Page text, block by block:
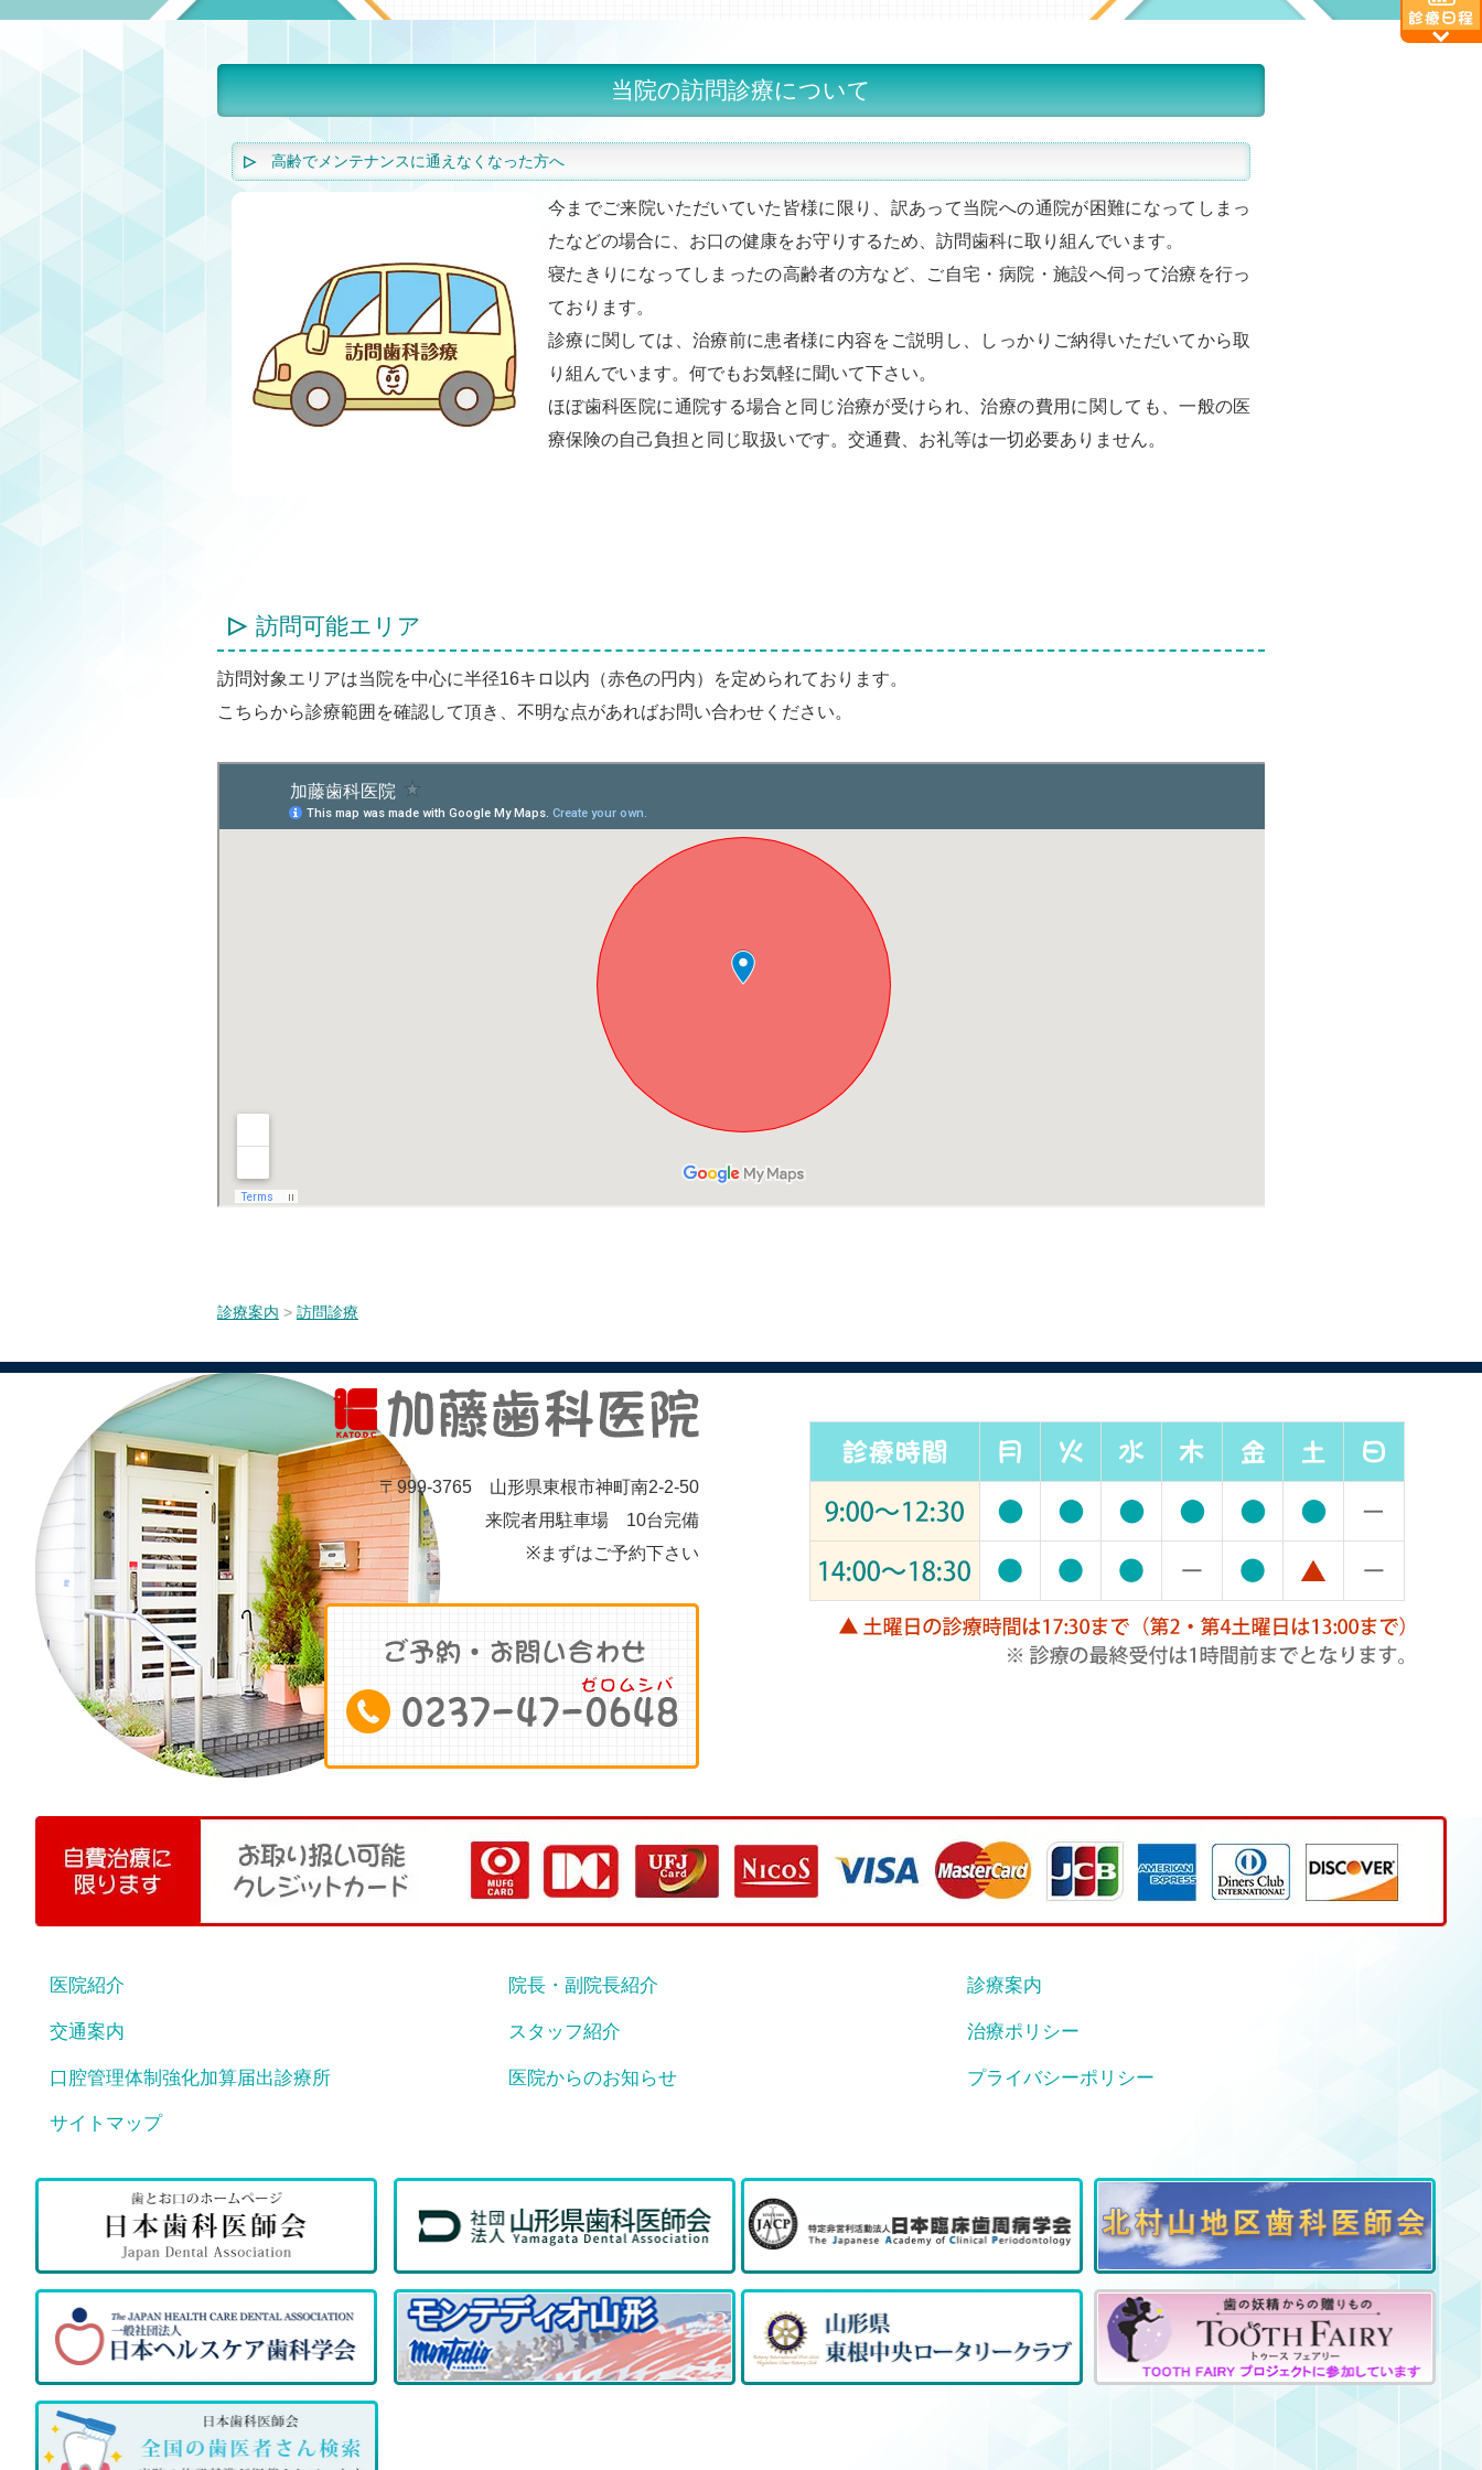
当院の訪問診療について
高齢でメンテナンスに通えなくなった方へ
今までご来院いただいていた皆様に限り、訳あって当院への通院が困難になってしまっ
たなどの場合に、お口の健康をお守りするため、訪問歯科に取り組んでいます。
寝たきりになってしまったの高齢者の方など、ご自宅・病院・施設へ伺って治療を行っ
ております。
診療に関しては、治療前に患者様に内容をご説明し、しっかりご納得いただいてから取
り組んでいます。何でもお気軽に聞いて下さい。
ほぼ歯科医院に通院する場合と同じ治療が受けられ、治療の費用に関しても、一般の医
療保険の自己負担と同じ取扱いです。交通費、お礼等は一切必要ありません。
訪問可能エリア
訪問対象エリアは当院を中心に半径16キロ以内（赤色の円内）を定められております。
こちらから診療範囲を確認して頂き、不明な点があればお問い合わせください。
診療案内 > 訪問診療
〒999-3765 山形県東根市神町南2-2-50
来院者用駐車場 10台完備
※まずはご予約下さい
医院紹介 院長・副院長紹介 診療案内
交通案内 スタッフ紹介 治療ポリシー
口腔管理体制強化加算届出診療所 医院からのお知らせ プライバシーポリシー
サイトマップ